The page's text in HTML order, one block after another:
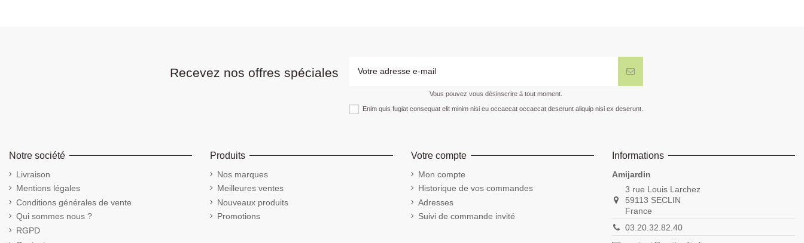
Recevez nos offres spéciales
Vous pouvez vous désinscrire à tout moment.
Enim quis fugiat consequat elit minim nisi eu occaecat occaecat deserunt aliquip nisi ex deserunt.
Notre société
Livraison
Mentions légales
Conditions générales de vente
Qui sommes nous ?
RGPD
Produits
Nos marques
Meilleures ventes
Nouveaux produits
Promotions
Votre compte
Mon compte
Historique de vos commandes
Adresses
Suivi de commande invité
Informations
Amijardin
3 rue Louis Larchez
59113 SECLIN
France
03.20.32.82.40